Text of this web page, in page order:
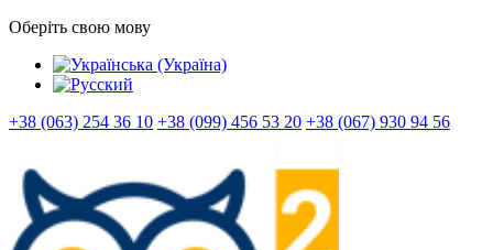
Оберіть свою мову
+38 (063) 254 36 10 +38 (099) 456 53 20 +38 (067) 930 94 56